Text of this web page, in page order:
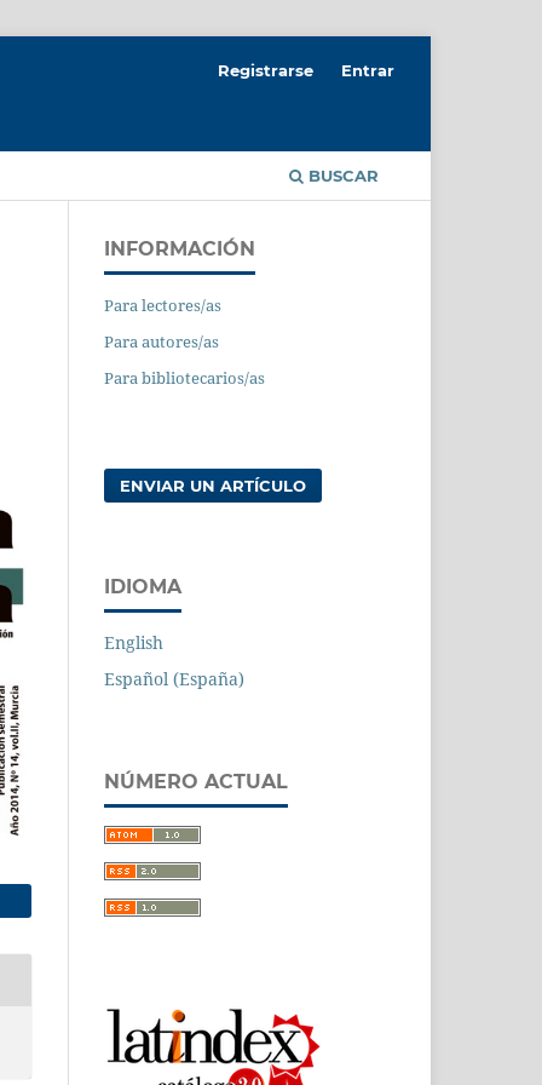
BUSCAR
Registrarse Entrar
INFORMACIÓN
Para lectores/as
Para autores/as
Para bibliotecarios/as
ENVIAR UN ARTÍCULO
IDIOMA
English
Español (España)
NÚMERO ACTUAL